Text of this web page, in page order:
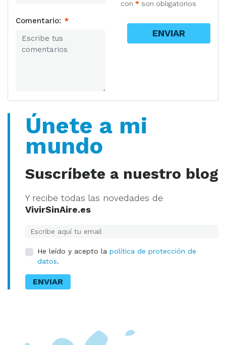
Comentario: *
con * son obligatorios
ENVIAR
Únete a mi
mundo
Suscríbete a nuestro blog
Y recibe todas las novedades de
VivirSinAire.es
E-mail
He leído y acepto la política de protección de
datos.
ENVIAR